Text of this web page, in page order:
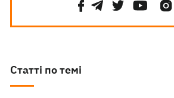
Статті по темі